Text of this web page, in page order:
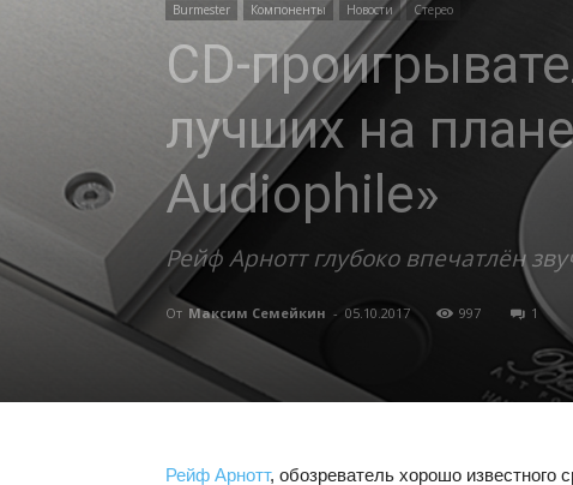
Burmester Компоненты Новости Стерео
CD-
лучших на
Audiophile»
Рейф Арнотт глубоко впечатлён
От Максим Семейкин - 05.10.2017 997 1
Рейф Арнотт, обозреватель хорошо известного